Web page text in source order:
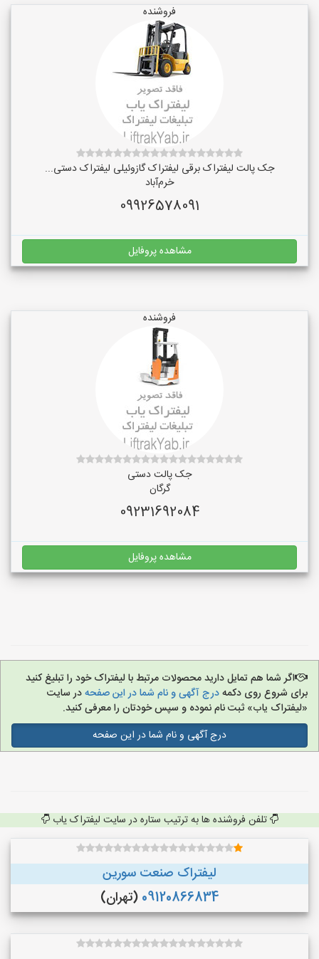
فروشنده
جک پالت لیفتراک برقی لیفتراک گازوئیلی لیفتراک دستی...
خرم‌آباد
09926578091
مشاهده پروفایل
فروشنده
جک پالت دستی
گرگان
09231692084
مشاهده پروفایل
اگر شما هم تمایل دارید محصولات مرتبط با لیفتراک خود را تبلیغ کنید
برای شروع روی دکمهدرج آگهی و نام شما در این صفحهدر سایت
«لیفتراک یاب» ثبت نام نموده و سپس خودتان را معرفی کنید.
درج آگهی و نام شما در این صفحه
تلفن فروشنده ها به ترتیب ستاره در سایت لیفتراک یاب
لیفتراک صنعت سورین
09120866834 (تهران)